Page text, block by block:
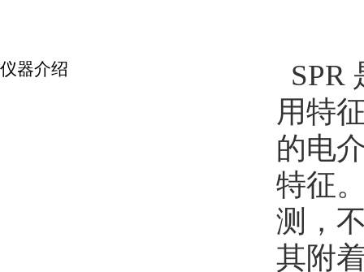
仪器介绍
SPR
用特
的电
特征
测，
其附